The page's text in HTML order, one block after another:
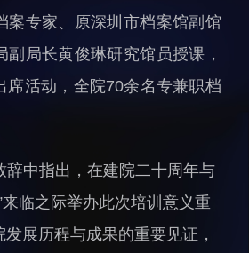
综合处
科研管理处
财务资产处
合作转化处
教育处
案专家、原深圳市档案馆副馆
副局长黄俊琳研究馆员授课，
席活动，全院70余名专兼职档
辞中指出，在建院二十周年与
临之际举办此次培训意义重
展历程与成果的重要见证，